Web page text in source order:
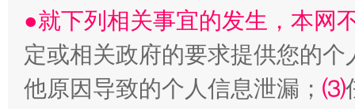
●就下列相关事宜的发生，本网
定或相关政府的要求提供您的个
他原因导致的个人信息泄漏； ⑶